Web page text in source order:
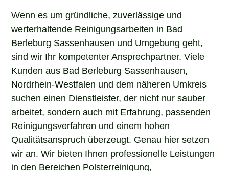
Wenn es um gründliche, zuverlässige und
werterhaltende Reinigungsarbeiten in Bad
Berleburg Sassenhausen und Umgebung geht,
sind wir Ihr kompetenter Ansprechpartner. Viele
Kunden aus Bad Berleburg Sassenhausen,
Nordrhein-Westfalen und dem näheren Umkreis
suchen einen Dienstleister, der nicht nur sauber
arbeitet, sondern auch mit Erfahrung, passenden
Reinigungsverfahren und einem hohen
Qualitätsanspruch überzeugt. Genau hier setzen
wir an. Wir bieten Ihnen professionelle Leistungen
in den Bereichen Polsterreinigung,